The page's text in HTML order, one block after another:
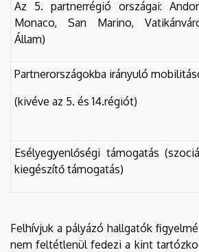
Az 5. partnerrégió országai:
Monaco, San Marino,
Állam)
Partnerországokba irányuló
(kivéve az 5. és 14.régiót)
Esélyegyenlőségi támogatás
kiegészítő támogatás)
Felhívjuk a pályázó hallgatók
nem feltétlenül fedezi a kint